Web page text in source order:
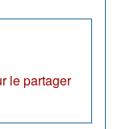
le partager